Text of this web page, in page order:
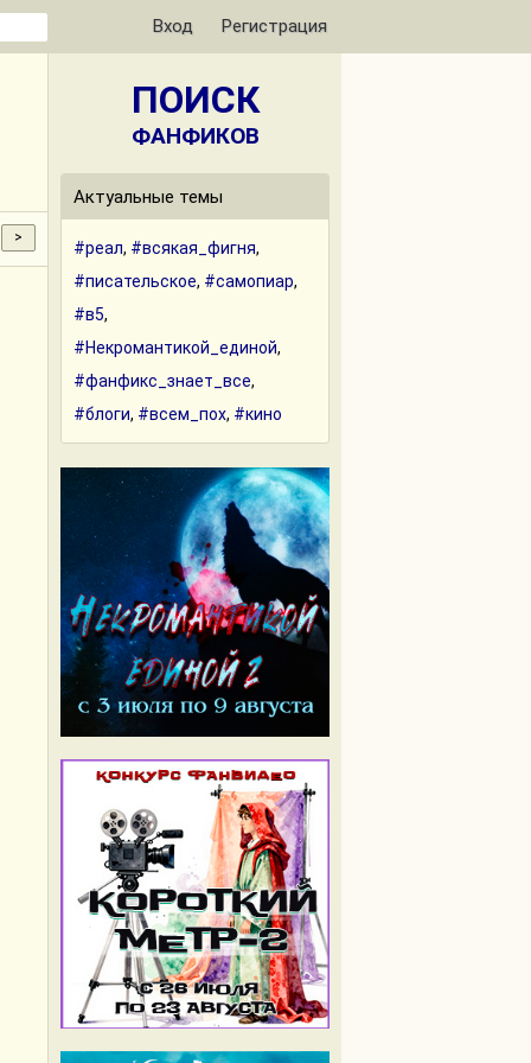
Вход Регистрация
ПОИСК
ФАНФИКОВ
Актуальные темы
#реал, #всякая_фигня,
#писательское, #самопиар,
#в5,
#Некромантикой_единой,
#фанфикс_знает_все,
#блоги, #всем_пох, #кино